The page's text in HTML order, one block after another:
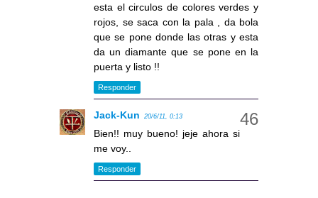
esta el circulos de colores verdes y
rojos, se saca con la pala , da bola
que se pone donde las otras y esta
da un diamante que se pone en la
puerta y listo !!
Responder
Jack-Kun 20/6/11, 0:13
Bien!! muy bueno! jeje ahora si
me voy..
Responder